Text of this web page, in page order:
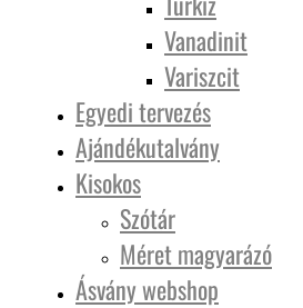
Vanadinit
Variszcit
Egyedi tervezés
Ajándékutalvány
Kisokos
Szótár
Méret magyarázó
Ásvány webshop